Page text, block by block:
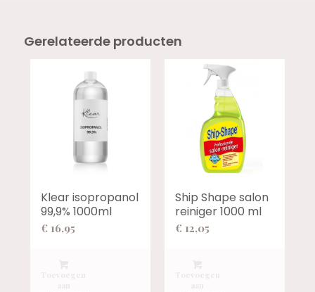
Gerelateerde producten
Klear isopropanol
99,9% 1000ml
€ 16,95
Ship Shape salon
reiniger 1000 ml
€ 12,05